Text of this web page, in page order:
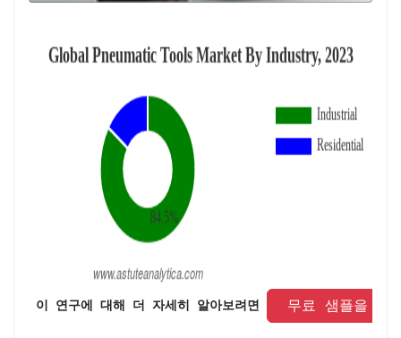
이 연구에 대해 더 자세히 알아보려면 무료 샘플을 요